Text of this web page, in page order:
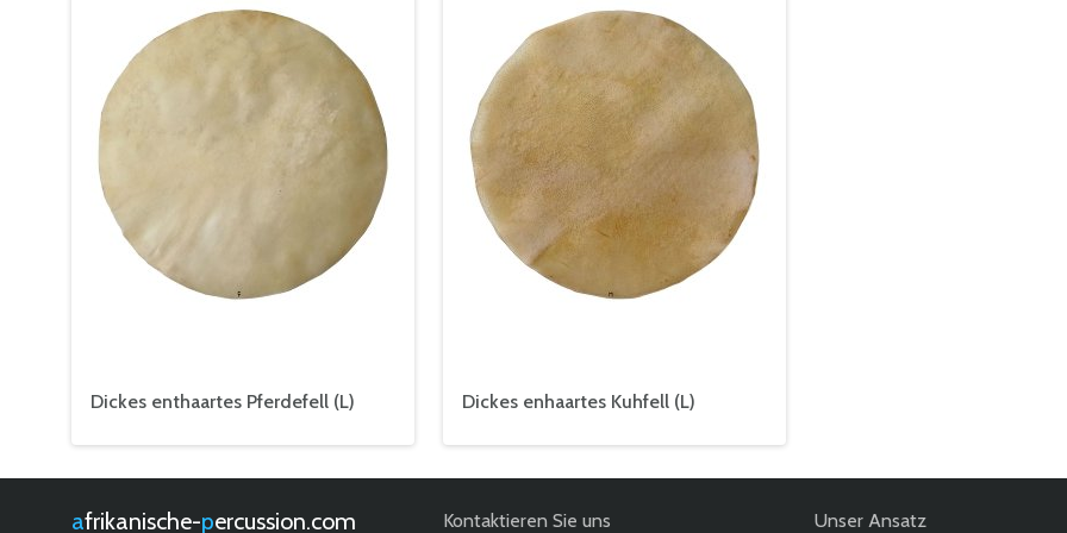
Dickes enthaartes Pferdefell (L) Dickes enhaartes Kuhfell (L)
afrikanische- percussion.com Kontaktieren Sie uns Unser Ansatz